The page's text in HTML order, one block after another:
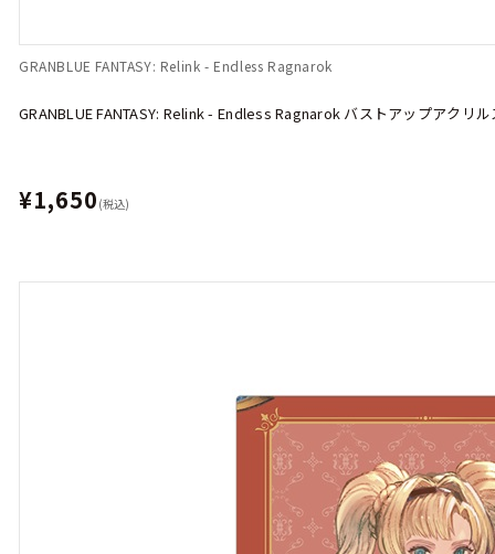
GRANBLUE FANTASY: Relink - Endless Ragnarok
GRANBLUE FANTASY: Relink - Endless Ragnarok バストアップアクリ
¥1,650 (税込)